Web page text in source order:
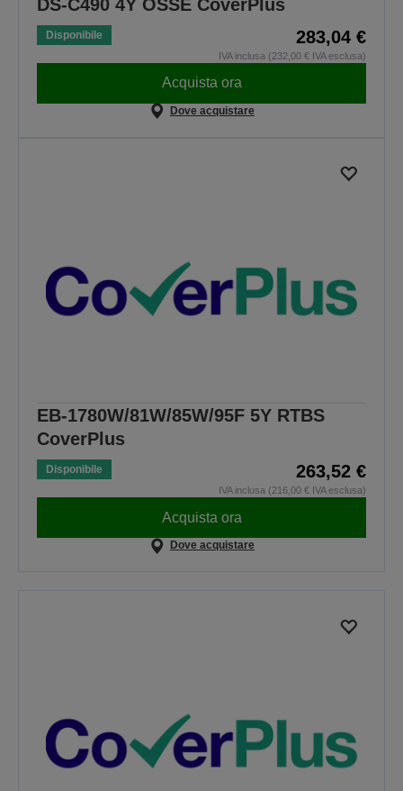
DS-C490 4Y OSSE CoverPlus
Disponibile 283,04 €
IVA inclusa (232,00 € IVA esclusa)
Acquista ora
Dove acquistare
EB-1780W/81W/85W/95F 5Y RTBS
CoverPlus
Disponibile 263,52 €
IVA inclusa (216,00 € IVA esclusa)
Acquista ora
Dove acquistare